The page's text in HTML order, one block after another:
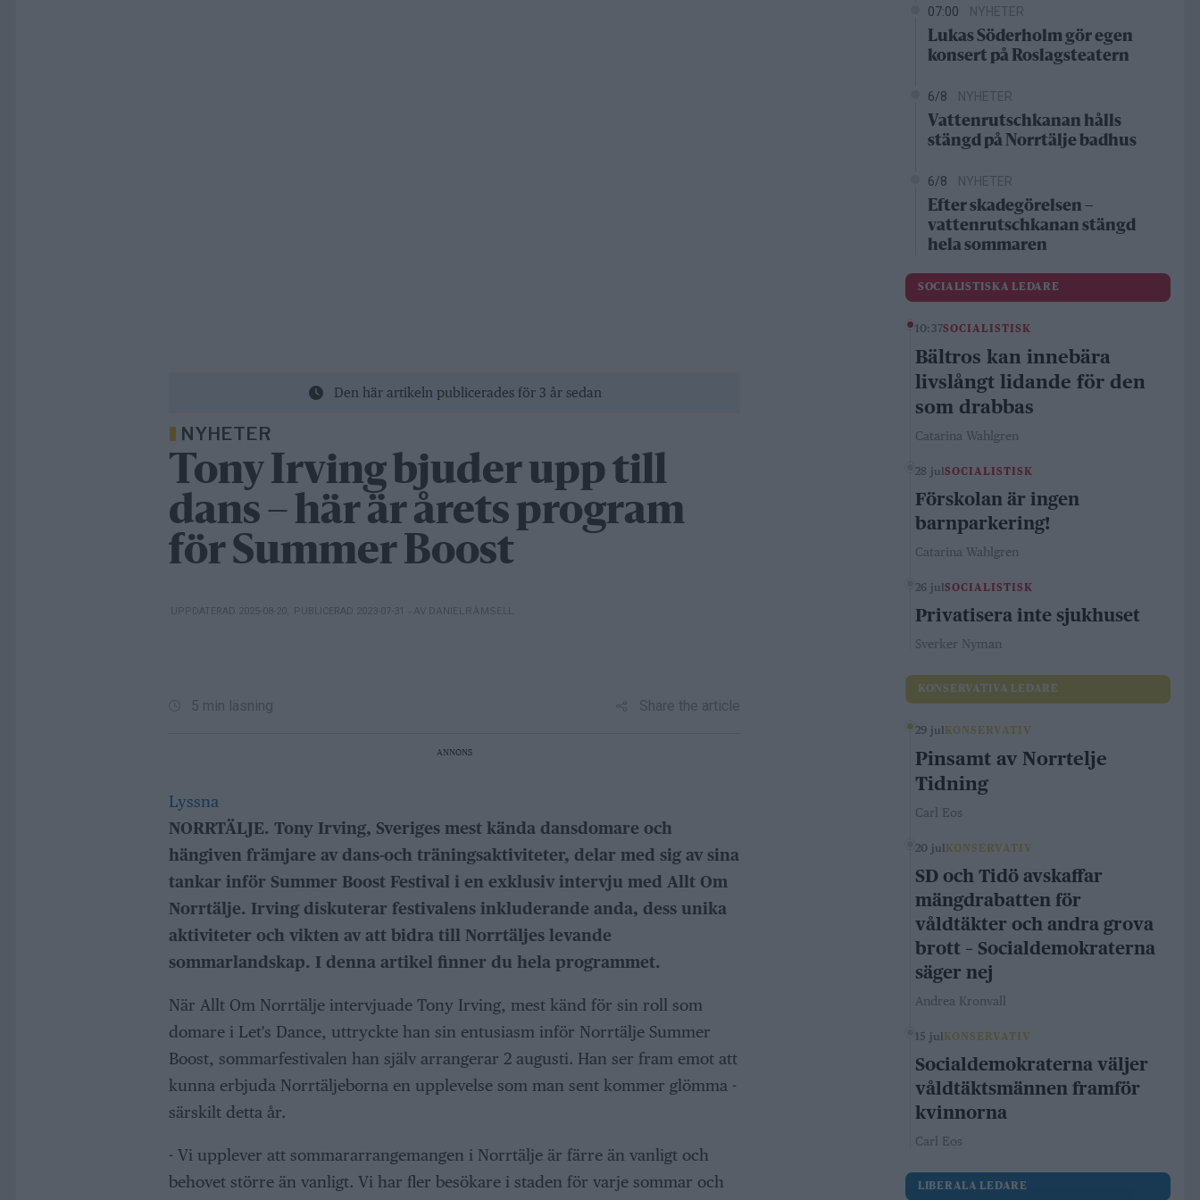
Den här artikeln publicerades för 3 år sedan
NYHETER
Tony Irving bjuder upp till
dans – här är årets program
för Summer Boost
UPPDATERAD 2025-08-20 , PUBLICERAD 2023-07-31 – AV DANIEL RÄMSELL
5 min läsning Share the article
ANNONS
Lyssna
NORRTÄLJE. Tony Irving, Sveriges mest kända dansdomare och
hängiven främjare av dans-och träningsaktiviteter, delar med sig av sina
tankar inför Summer Boost Festival i en exklusiv intervju med Allt Om
Norrtälje. Irving diskuterar festivalens inkluderande anda, dess unika
aktiviteter och vikten av att bidra till Norrtäljes levande
sommarlandskap. I denna artikel finner du hela programmet.
När Allt Om Norrtälje intervjuade Tony Irving, mest känd för sin roll som
domare i Let's Dance, uttryckte han sin entusiasm inför Norrtälje Summer
Boost, sommarfestivalen han själv arrangerar 2 augusti. Han ser fram emot att
kunna erbjuda Norrtäljeborna en upplevelse som man sent kommer glömma -
särskilt detta år.
- Vi upplever att sommararrangemangen i Norrtälje är färre än vanligt och
behovet större än vanligt. Vi har fler besökare i staden för varje sommar och
07:00 NYHETER
Lukas Söderholm gör egen
konsert på Roslagsteatern
6/8 NYHETER
Vattenrutschkanan hålls
stängd på Norrtälje badhus
6/8 NYHETER
Efter skadegörelsen –
vattenrutschkanan stängd
hela sommaren
SOCIALISTISKA LEDARE
10:37SOCIALISTISK
Bältros kan innebära
livslångt lidande för den
som drabbas
Catarina Wahlgren
28 julSOCIALISTISK
Förskolan är ingen
barnparkering!
Catarina Wahlgren
26 julSOCIALISTISK
Privatisera inte sjukhuset
Sverker Nyman
KONSERVATIVA LEDARE
29 jul KONSERVATIV
Pinsamt av Norrtelje
Tidning
Carl Eos
20 jul KONSERVATIV
SD och Tidö avskaffar
mängdrabatten för
våldtäkter och andra grova
brott – Socialdemokraterna
säger nej
Andrea Kronvall
15 jul KONSERVATIV
Socialdemokraterna väljer
våldtäktsmännen framför
kvinnorna
Carl Eos
LIBERALA LEDARE